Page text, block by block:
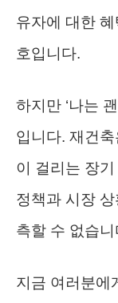
유자에 대한
호입니다.
하지만 ‘나는
입니다. 재건
이 걸리는 장
정책과 시장
측할 수 없습니
지금 여러분에